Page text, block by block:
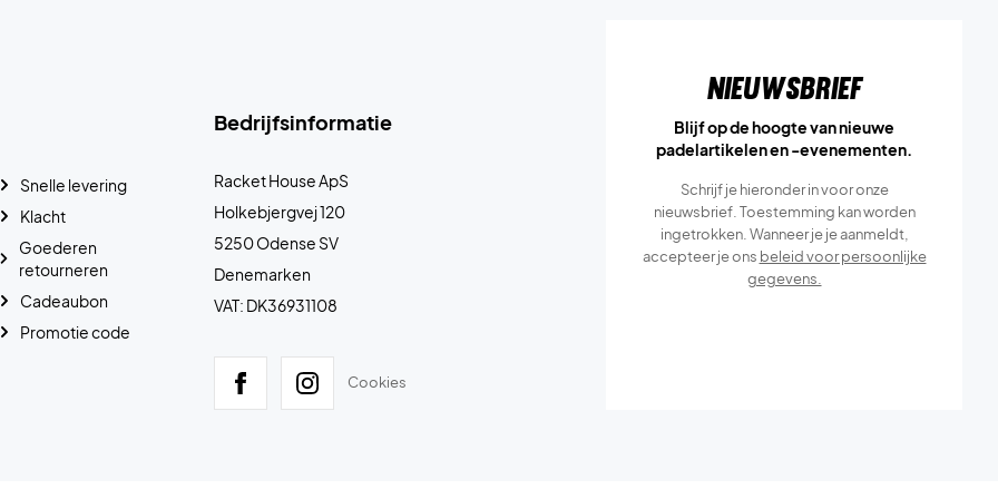
Bedrijfsinformatie
Racket House ApS
Holkebjergvej 120
5250 Odense SV
Denemarken
VAT: DK36931108
Cookies
Snelle levering
Klacht
Goederen
retourneren
Cadeaubon
Promotie code
Nieuwsbrief
Blijf op de hoogte van nieuwe
padelartikelen en -evenementen.
Schrijf je hieronder in voor onze
nieuwsbrief. Toestemming kan worden
ingetrokken. Wanneer je je aanmeldt,
accepteer je ons beleid voor persoonlijke
gegevens.